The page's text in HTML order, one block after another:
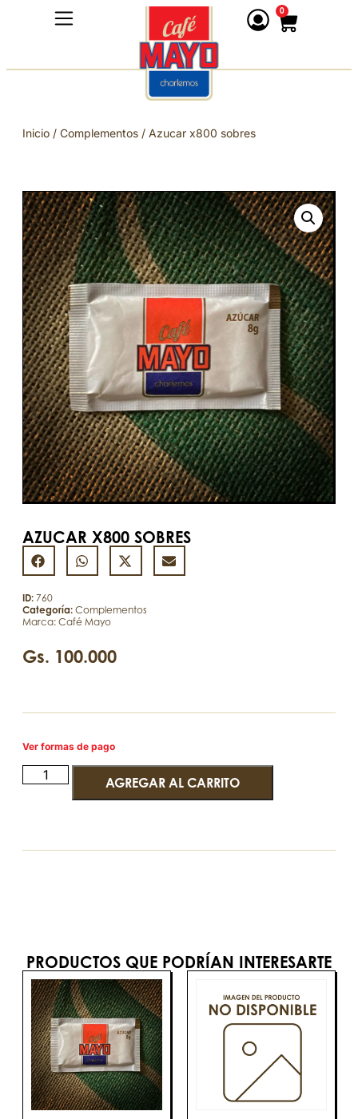
0
Inicio / Complementos / Azucar x800 sobres
AZUCAR X800 SOBRES
ID: 760
Categoría: Complementos
Marca: Café Mayo
Gs. 100.000
Ver formas de pago
AGREGAR AL CARRITO
PRODUCTOS QUE PODRÍAN INTERESARTE